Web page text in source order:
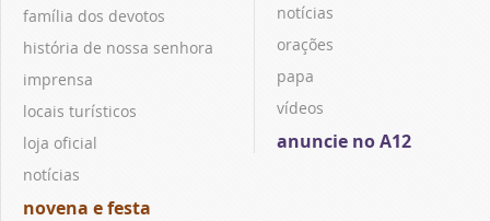
família dos devotos
história de nossa senhora
imprensa
locais turísticos
loja oficial
notícias
novena e festa
notícias
orações
papa
vídeos
anuncie no A12